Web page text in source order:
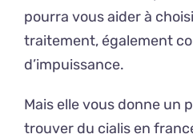
pourra vous aider à
traitement, également
d’impuissance.
Mais elle vous donne un
trouver du cialis en